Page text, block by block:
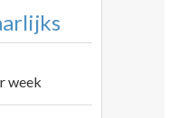
week